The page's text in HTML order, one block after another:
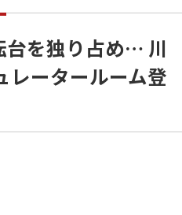
台を独り占め… 川
レータールーム登